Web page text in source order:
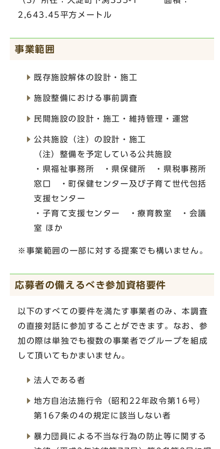
2,643.45平方メートル
事業範囲
既存施設解体の設計・施工
施設整備における事前調査
民間施設の設計・施工・維持管理・運営
公共施設（注）の設計・施工
（注）整備を予定している公共施設
・県福祉事務所 ・県保健所 ・県税事務所
窓口 ・町保健センター及び子育て世代包括
支援センター
・子育て支援センター ・療育教室 ・会議
室 ほか
※事業範囲の一部に対する提案でも構いません。
応募者の備えるべき参加資格要件
以下のすべての要件を満たす事業者のみ、本調査
の直接対話に参加することができます。なお、参
加の際は単独でも複数の事業者でグループを組成
して頂いてもかまいません。
法人である者
地方自治法施行令（昭和22年政令第16号）
第167条の4の規定に該当しない者
暴力団員による不当な行為の防止等に関する